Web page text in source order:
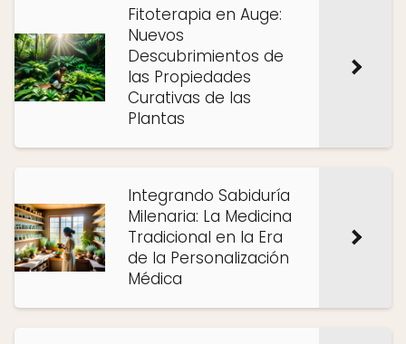
Fitoterapia en Auge:
Nuevos
Descubrimientos de
las Propiedades
Curativas de las
Plantas
Integrando Sabiduría
Milenaria: La Medicina
Tradicional en la Era
de la Personalización
Médica